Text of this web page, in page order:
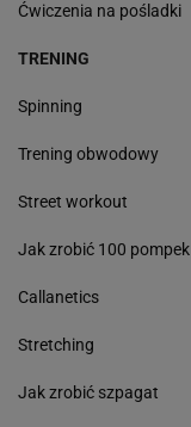
Ćwiczenia na pośladki
TRENING
Spinning
Trening obwodowy
Street workout
Jak zrobić 100 pompek
Callanetics
Stretching
Jak zrobić szpagat